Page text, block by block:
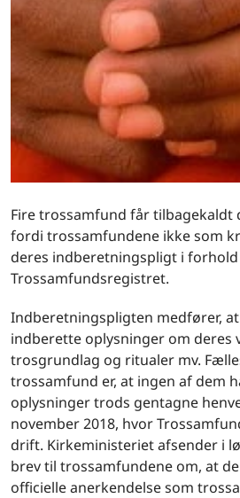
Fire trossamfund får tilbagekaldt
fordi trossamfundene ikke som
deres indberetningspligt i
Trossamfundsregistret.
Indberetningspligten medfører,
indberette oplysninger om deres
trosgrundlag og ritualer mv.
trossamfund er, at ingen af dem
oplysninger trods gentagne
november 2018, hvor
drift. Kirkeministeriet afsender i
brev til trossamfundene om, at
officielle anerkendelse som